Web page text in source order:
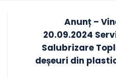
Anunț –
20.09.2024
Salubrizare
deșeuri din